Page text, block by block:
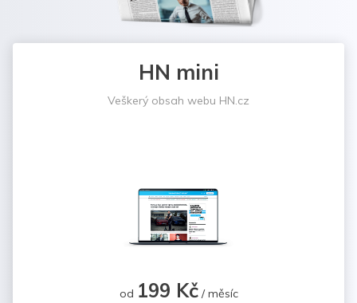
HN mini
Veškerý obsah webu HN.cz
od 199 Kč/ měsíc